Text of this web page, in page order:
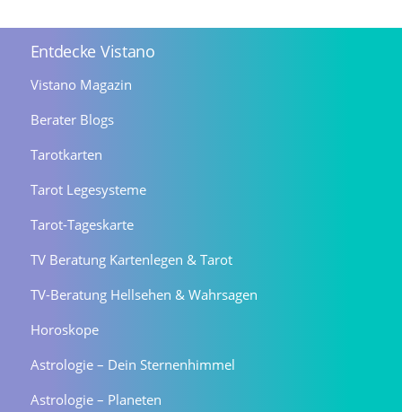
Entdecke Vistano
Vistano Magazin
Berater Blogs
Tarotkarten
Tarot Legesysteme
Tarot-Tageskarte
TV Beratung Kartenlegen & Tarot
TV-Beratung Hellsehen & Wahrsagen
Horoskope
Astrologie – Dein Sternenhimmel
Astrologie – Planeten